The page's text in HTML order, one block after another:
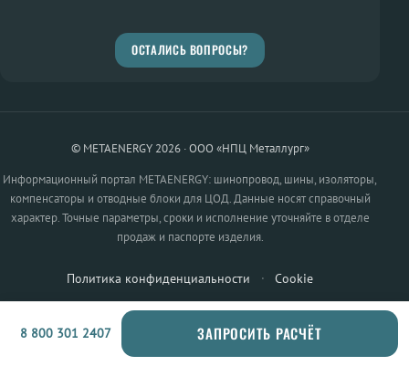
ОСТАЛИСЬ ВОПРОСЫ?
© METAENERGY 2026 · ООО «НПЦ Металлург»
Информационный портал METAENERGY: шинопровод, шины, изоляторы,
компенсаторы и отводные блоки для ЦОД. Данные носят справочный
характер. Точные параметры, сроки и исполнение уточняйте в отделе
продаж и паспорте изделия.
Политика конфиденциальности · Cookie
8 800 301 2407 ЗАПРОСИТЬ РАСЧЁТ